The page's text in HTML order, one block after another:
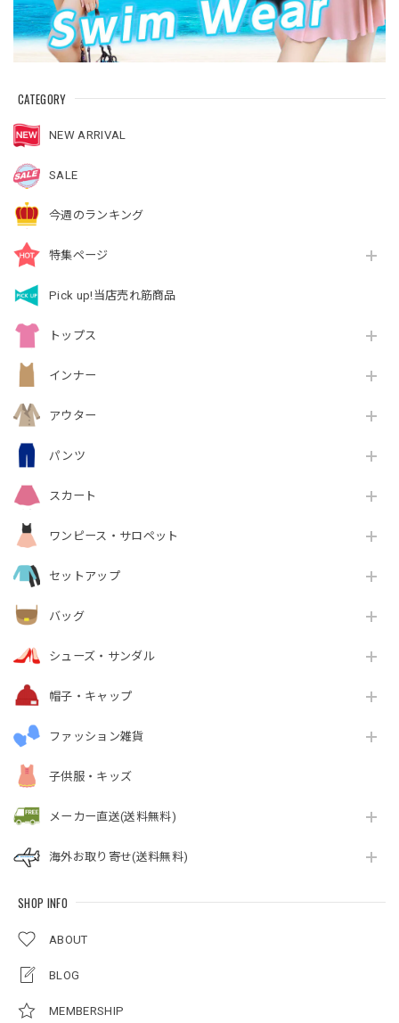
CATEGORY
NEW ARRIVAL
SALE
今週のランキング
特集ページ
Pick up!当店売れ筋商品
トップス
インナー
アウター
パンツ
スカート
ワンピース・サロペット
セットアップ
バッグ
シューズ・サンダル
帽子・キャップ
ファッション雑貨
子供服・キッズ
メーカー直送(送料無料)
海外お取り寄せ(送料無料)
SHOP INFO
ABOUT
BLOG
MEMBERSHIP